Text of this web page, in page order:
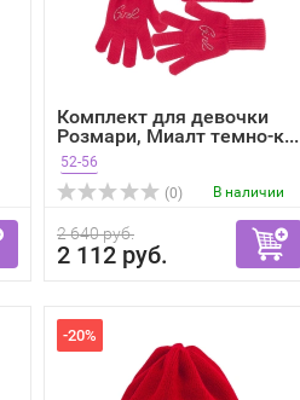
Комплект для девочки
Розмари, Миалт темно-к...
52-56
(0)
В наличии
2 640 руб.
2 112 руб.
-20%